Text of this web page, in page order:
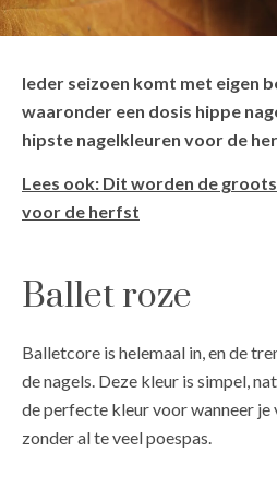
Ieder seizoen komt met eigen
waaronder een dosis hippe
hipste nagelkleuren voor de
Lees ook: Dit worden de
voor de herfst
Ballet roze
Balletcore is helemaal in, en de
de nagels. Deze kleur is simpel,
de perfecte kleur voor wanneer
zonder al te veel poespas.